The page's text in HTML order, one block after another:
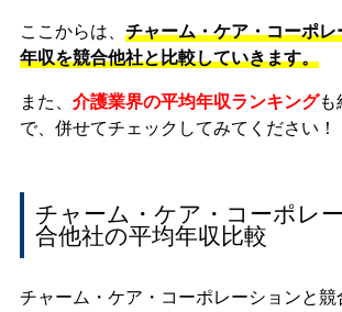
ここからは、 チャーム・ケア・コーポ
年収を競合他社と比較していきます。
また、 介護業界の平均年収ランキングも
で、併せてチェックしてみてください！
チャーム・ケア・コーポレ
合他社の平均年収比較
チャーム・ケア・コーポレーションと